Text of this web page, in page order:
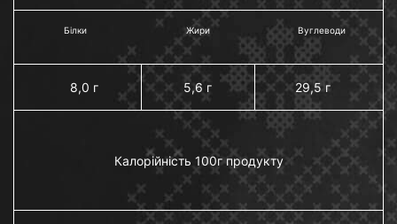
Білки Жири Вуглеводи
8,0 г 5,6 г 29,5 г
Калорійність 100г продукту